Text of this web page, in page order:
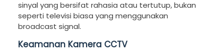
sinyal yang bersifat rahasia atau tertutup, bukan
seperti televisi biasa yang menggunakan
broadcast signal.
Keamanan Kamera CCTV